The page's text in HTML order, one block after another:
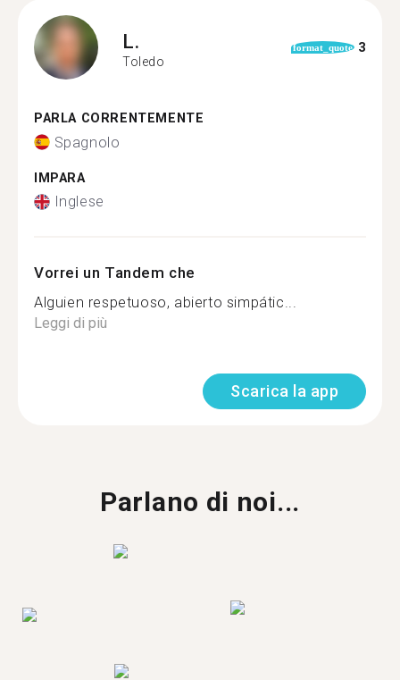
L.
Toledo
format_quote 3
PARLA CORRENTEMENTE
Spagnolo
IMPARA
Inglese
Vorrei un Tandem che
Alguien respetuoso, abierto simpátic...
Leggi di più
Scarica la app
Parlano di noi...